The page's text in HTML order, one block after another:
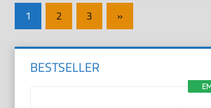
Seitennummerierung
der
Beiträge
1 2 3
Nächste
Beiträge
»
BESTSELLER